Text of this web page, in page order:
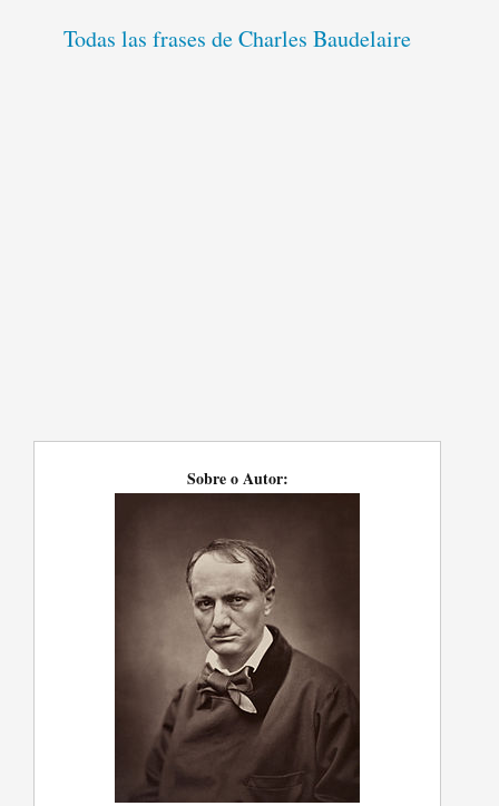
Todas las frases de Charles Baudelaire
Sobre o Autor: